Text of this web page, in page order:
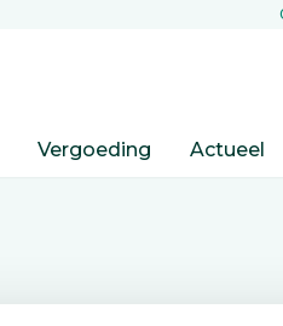
Vergoeding Actueel